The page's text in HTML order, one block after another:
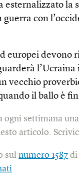
esternalizzato la
guerra con
europei devono
vecchio
il ballo è
ogni settimana
articolo.
sulnumero 1587 di